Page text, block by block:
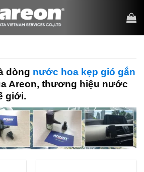
dòng nước hoa kẹp gió gắn
Areon, thương hiệu nước
giới.